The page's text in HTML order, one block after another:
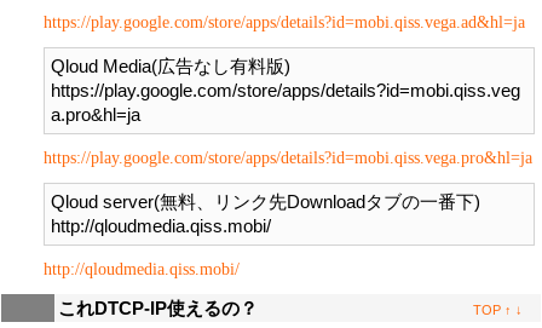
https://play.google.com/store/apps/details?id=mobi.qiss.vega.ad&hl=ja
Qloud Media(広告なし有料版)
https://play.google.com/store/apps/details?id=mobi.qiss.veg
https://play.google.com/store/apps/details?id=mobi.qiss.vega.pro&hl=ja
Qloud server(無料、リンク先Downloadタブの一番下)
http://qloudmedia.qiss.mobi/
これDTCP-IP使えるの？ TOP ↑ ↓